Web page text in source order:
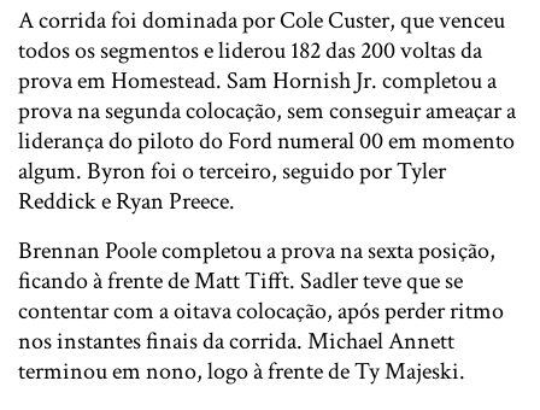
A corrida foi dominada por Cole Custer, que venceu
todos os segmentos e liderou 182 das 200 voltas da
prova em Homestead. Sam Hornish Jr. completou a
prova na segunda colocação, sem conseguir ameaçar a
liderança do piloto do Ford numeral 00 em momento
algum. Byron foi o terceiro, seguido por Tyler
Reddick e Ryan Preece.
Brennan Poole completou a prova na sexta posição,
ficando à frente de Matt Tifft. Sadler teve que se
contentar com a oitava colocação, após perder ritmo
nos instantes finais da corrida. Michael Annett
terminou em nono, logo à frente de Ty Majeski.